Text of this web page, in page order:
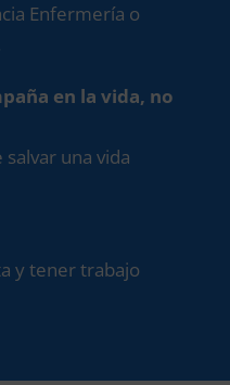
Enfermería o
en la vida, no
una vida
y tener trabajo